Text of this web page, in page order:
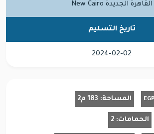
القاهرة الجديدة New Cairo
تاريخ التسليم
2024-02-02
EGP المساحة: 183 م2
الحمامات: 2